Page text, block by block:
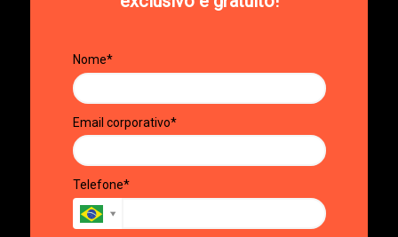
Nome*
Email corporativo*
Telefone*